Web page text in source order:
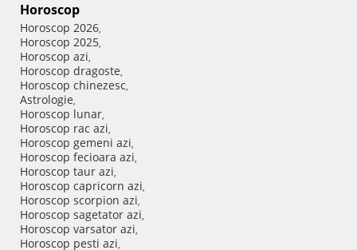
Horoscop
Horoscop 2026,
Horoscop 2025,
Horoscop azi,
Horoscop dragoste,
Horoscop chinezesc,
Astrologie,
Horoscop lunar,
Horoscop rac azi,
Horoscop gemeni azi,
Horoscop fecioara azi,
Horoscop taur azi,
Horoscop capricorn azi,
Horoscop scorpion azi,
Horoscop sagetator azi,
Horoscop varsator azi,
Horoscop pesti azi,